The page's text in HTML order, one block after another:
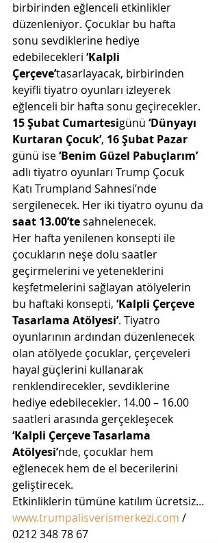
birbirinden eğlenceli etkinlikler
düzenleniyor. Çocuklar bu hafta
sonu sevdiklerine hediye
edebilecekleri ‘Kalpli
Çerçeve’tasarlayacak, birbirinden
keyifli tiyatro oyunları izleyerek
eğlenceli bir hafta sonu geçirecekler.
15 Şubat Cumartesigünü ‘Dünyayı
Kurtaran Çocuk’, 16 Şubat Pazar
günü ise ‘Benim Güzel Pabuçlarım’
adlı tiyatro oyunları Trump Çocuk
Katı Trumpland Sahnesi’nde
sergilenecek. Her iki tiyatro oyunu da
saat 13.00’te sahnelenecek.
Her hafta yenilenen konsepti ile
çocukların neşe dolu saatler
geçirmelerini ve yeteneklerini
keşfetmelerini sağlayan atölyelerin
bu haftaki konsepti, ‘Kalpli Çerçeve
Tasarlama Atölyesi’. Tiyatro
oyunlarının ardından düzenlenecek
olan atölyede çocuklar, çerçeveleri
hayal güçlerini kullanarak
renklendirecekler, sevdiklerine
hediye edebilecekler. 14.00 – 16.00
saatleri arasında gerçekleşecek
‘Kalpli Çerçeve Tasarlama
Atölyesi’nde, çocuklar hem
eğlenecek hem de el becerilerini
geliştirecek.
Etkinliklerin tümüne katılım ücretsiz…
www.trumpalisverismerkezi.com /
0212 348 78 67